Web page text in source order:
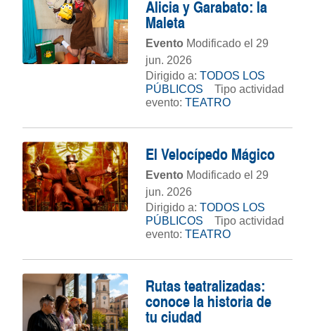
Alicia y Garabato: la
Maleta
Evento Modificado el 29
jun. 2026
Dirigido a: TODOS LOS
PÚBLICOS
Tipo actividad
evento: TEATRO
El Velocípedo Mágico
Evento Modificado el 29
jun. 2026
Dirigido a: TODOS LOS
PÚBLICOS
Tipo actividad
evento: TEATRO
Rutas teatralizadas:
conoce la historia de
tu ciudad